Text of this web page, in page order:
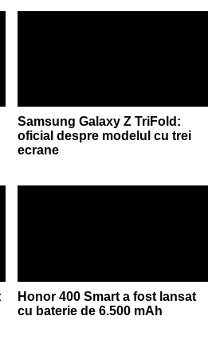
Samsung Galaxy Z TriFold:
oficial despre modelul cu trei
ecrane
Honor 400 Smart a fost lansat
cu baterie de 6.500 mAh